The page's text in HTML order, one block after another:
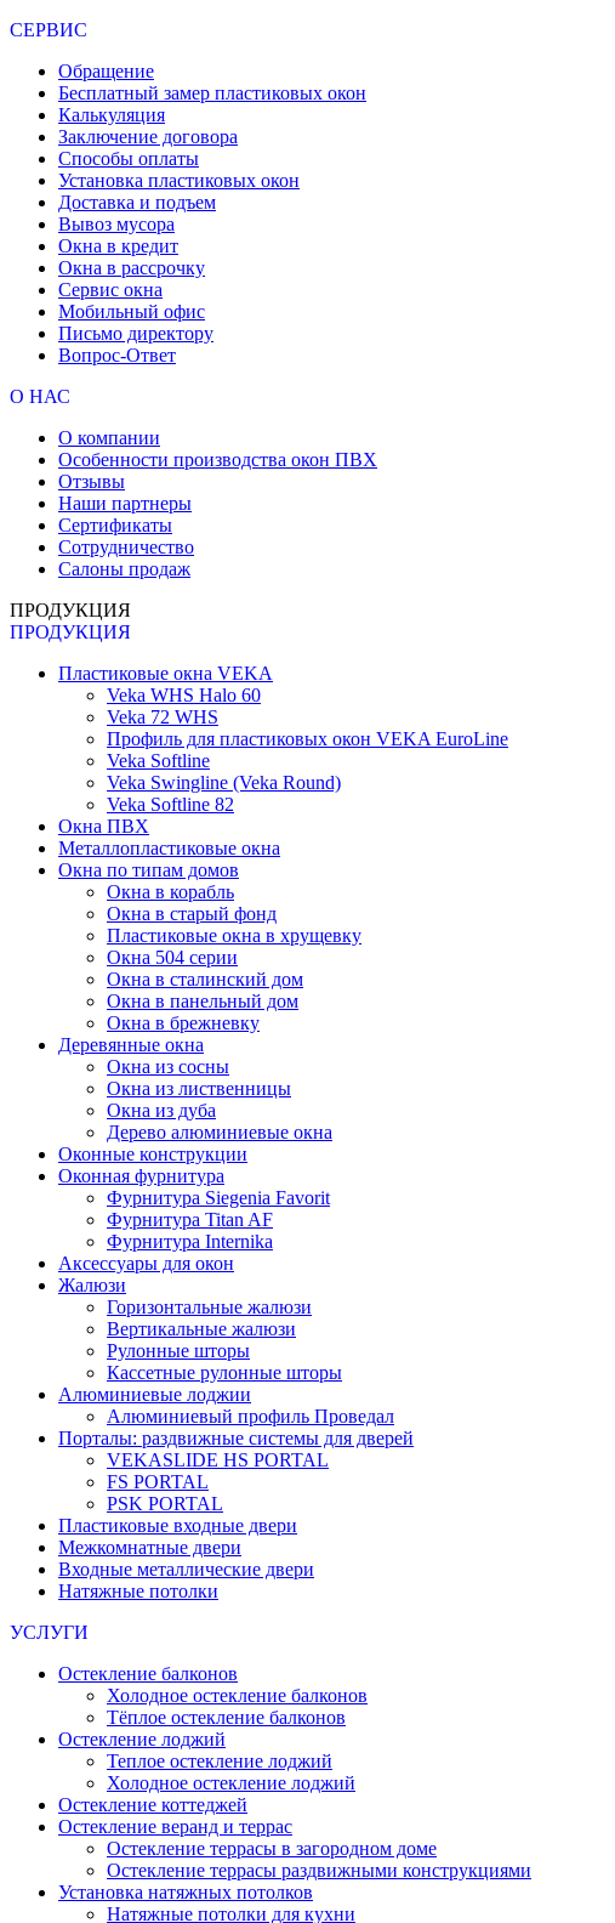
СЕРВИС
Обращение
Бесплатный замер пластиковых окон
Калькуляция
Заключение договора
Способы оплаты
Установка пластиковых окон
Доставка и подъем
Вывоз мусора
Окна в кредит
Окна в рассрочку
Сервис окна
Мобильный офис
Письмо директору
Вопрос-Ответ
О НАС
О компании
Особенности производства окон ПВХ
Отзывы
Наши партнеры
Сертификаты
Сотрудничество
Салоны продаж
ПРОДУКЦИЯ
ПРОДУКЦИЯ
Пластиковые окна VEKA
Veka WHS Halo 60
Veka 72 WHS
Профиль для пластиковых окон VEKA EuroLine
Veka Softline
Veka Swingline (Veka Round)
Veka Softline 82
Окна ПВХ
Металлопластиковые окна
Окна по типам домов
Окна в корабль
Окна в старый фонд
Пластиковые окна в хрущевку
Окна 504 серии
Окна в сталинский дом
Окна в панельный дом
Окна в брежневку
Деревянные окна
Окна из сосны
Окна из лиственницы
Окна из дуба
Дерево алюминиевые окна
Оконные конструкции
Оконная фурнитура
Фурнитура Siegenia Favorit
Фурнитура Titan AF
Фурнитура Internika
Аксессуары для окон
Жалюзи
Горизонтальные жалюзи
Вертикальные жалюзи
Рулонные шторы
Кассетные рулонные шторы
Алюминиевые лоджии
Алюминиевый профиль Проведал
Порталы: раздвижные системы для дверей
VEKASLIDE HS PORTAL
FS PORTAL
PSK PORTAL
Пластиковые входные двери
Межкомнатные двери
Входные металлические двери
Натяжные потолки
УСЛУГИ
Остекление балконов
Холодное остекление балконов
Тёплое остекление балконов
Остекление лоджий
Теплое остекление лоджий
Холодное остекление лоджий
Остекление коттеджей
Остекление веранд и террас
Остекление террасы в загородном доме
Остекление террасы раздвижными конструкциями
Установка натяжных потолков
Натяжные потолки для кухни